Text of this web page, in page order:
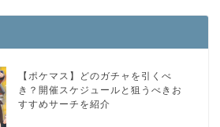
【ポケマス】どのガチャを引くべ
き？開催スケジュールと狙うべきお
すすめサーチを紹介